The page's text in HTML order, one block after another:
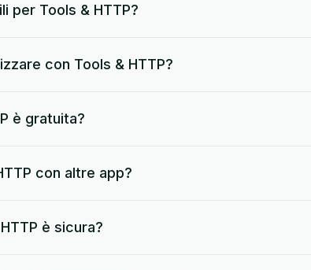
per Tools & HTTP?
con Tools & HTTP?
è gratuita?
con altre app?
è sicura?